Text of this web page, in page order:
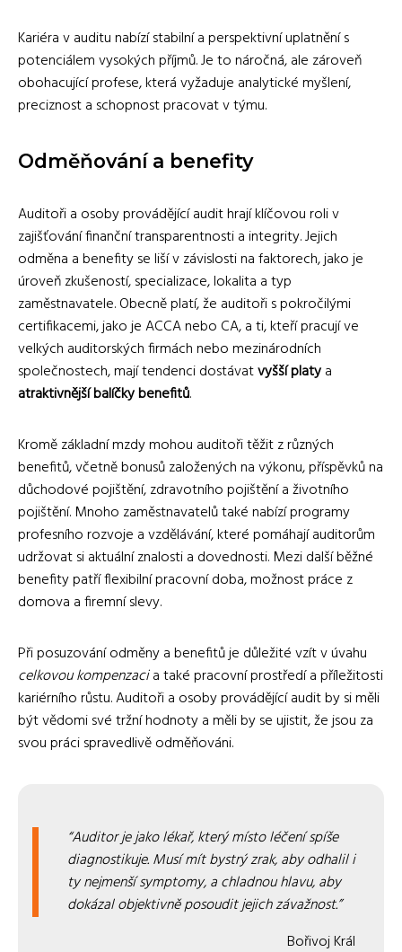
Kariéra v auditu nabízí stabilní a perspektivní uplatnění s
potenciálem vysokých příjmů. Je to náročná, ale zároveň
obohacující profese, která vyžaduje analytické myšlení,
preciznost a schopnost pracovat v týmu.
Odměňování a benefity
Auditoři a osoby provádějící audit hrají klíčovou roli v
zajišťování finanční transparentnosti a integrity. Jejich
odměna a benefity se liší v závislosti na faktorech, jako je
úroveň zkušeností, specializace, lokalita a typ
zaměstnavatele. Obecně platí, že auditoři s pokročilými
certifikacemi, jako je ACCA nebo CA, a ti, kteří pracují ve
velkých auditorských firmách nebo mezinárodních
společnostech, mají tendenci dostávatvyšší platya
atraktivnější balíčky benefitů.
Kromě základní mzdy mohou auditoři těžit z různých
benefitů, včetně bonusů založených na výkonu, příspěvků na
důchodové pojištění, zdravotního pojištění a životního
pojištění. Mnoho zaměstnavatelů také nabízí programy
profesního rozvoje a vzdělávání, které pomáhají auditorům
udržovat si aktuální znalosti a dovednosti. Mezi další běžné
benefity patří flexibilní pracovní doba, možnost práce z
domova a firemní slevy.
Při posuzování odměny a benefitů je důležité vzít v úvahu
celkovou kompenzacia také pracovní prostředí a příležitosti
kariérního růstu. Auditoři a osoby provádějící audit by si měli
být vědomi své tržní hodnoty a měli by se ujistit, že jsou za
svou práci spravedlivě odměňováni.
Auditor je jako lékař, který místo léčení spíše
diagnostikuje. Musí mít bystrý zrak, aby odhalil i
ty nejmenší symptomy, a chladnou hlavu, aby
dokázal objektivně posoudit jejich závažnost.
Bořivoj Král